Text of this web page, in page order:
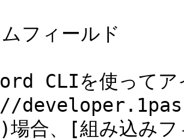
フィールド
CLIを使って
合、[組み込みフ